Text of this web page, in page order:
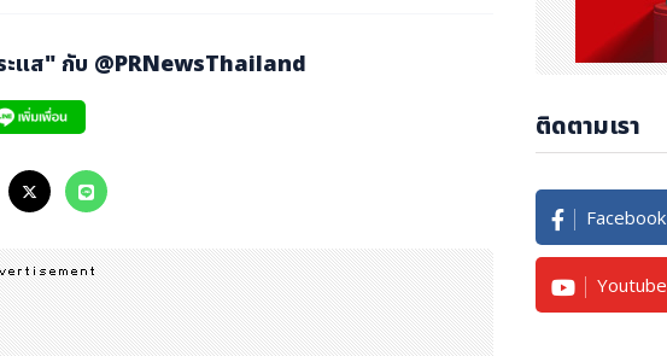
and enhancing health outcomes.
clinical decision support and reference tool for hospital
with advanced generative AI to help physicians qui
on one of the world’s largest and most trusted bodies
network of public and private sectors that provide a wid
of 1.4 billion people. Despite undergoing significan
ะแส" กับ @PRNewsThailand
ติดตามเรา
Facebook
Youtube